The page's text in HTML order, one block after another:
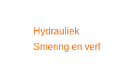
Hydrauliek
Smering en verf